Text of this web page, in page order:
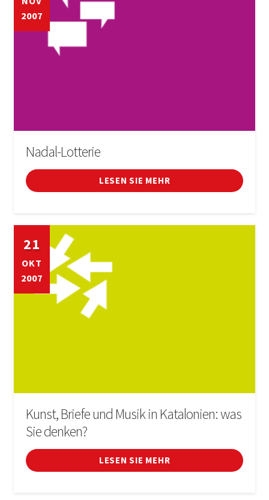
2007
Nadal-Lotterie
LESEN SIE MEHR
21
OKT
2007
Kunst, Briefe und Musik in Katalonien: was
Sie denken?
LESEN SIE MEHR